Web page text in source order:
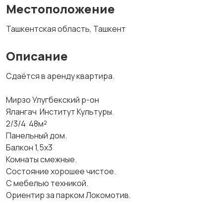
Местоположение
Ташкентская область, Ташкент
Описание
Сдаётся в аренду квартира.
Мирзо Улугбекский р-он
Ялангач Институт Культуры.
2/3/4 48м²
Панельный дом.
Балкон 1,5х3
Комнаты смежные.
Состояние хорошее чистое.
С мебелью техникой.
Ориентир за парком Локомотив.